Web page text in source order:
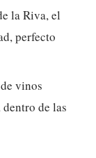
la Riva, el
perfecto
vinos
de las